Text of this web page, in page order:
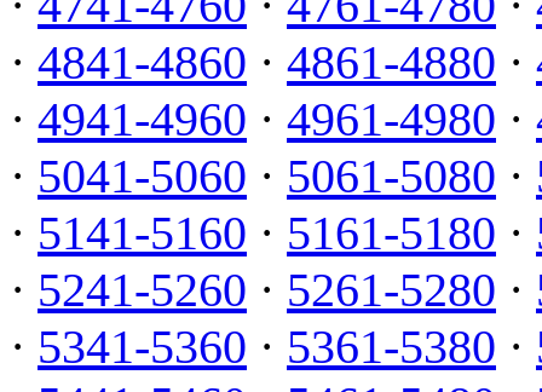
· 4841-4860 · 4861-4880 ·
· 4941-4960 · 4961-4980 ·
· 5041-5060 · 5061-5080 ·
· 5141-5160 · 5161-5180 ·
· 5241-5260 · 5261-5280 ·
· 5341-5360 · 5361-5380 ·